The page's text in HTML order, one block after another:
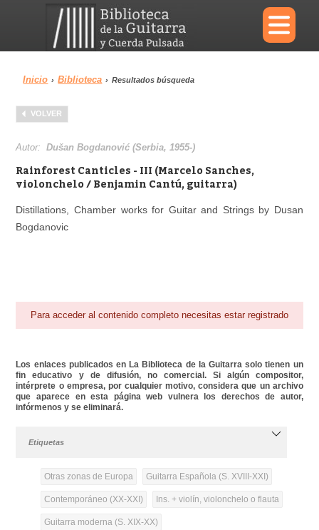
×
Menu
Biblioteca
Área personal Reproductor
Inicio › Biblioteca › Resultados búsqueda
VOLVER
Autor:Dušan Bogdanović (Serbia, 1955-)
Rainforest Canticles - III (Marcelo Sanches,
violonchelo / Benjamin Cantú, guitarra)
Distillations, Chamber works for Guitar and Strings by Dusan
Bogdanovic
Para acceder al contenido completo necesitas estar registrado
Los enlaces publicados en La Biblioteca de la Guitarra solo tienen un
fin educativo y de difusión, no comercial. Si algún compositor,
intérprete o empresa, por cualquier motivo, considera que un archivo
que aparece en esta página web vulnera los derechos de autor,
infórmenos y se eliminará.
Etiquetas
Otras zonas de Europa Guitarra Española (S. XVIII-XXI)
Contemporáneo (XX-XXI) Ins. + violín, violonchelo o flauta
Guitarra moderna (S. XIX-XX)